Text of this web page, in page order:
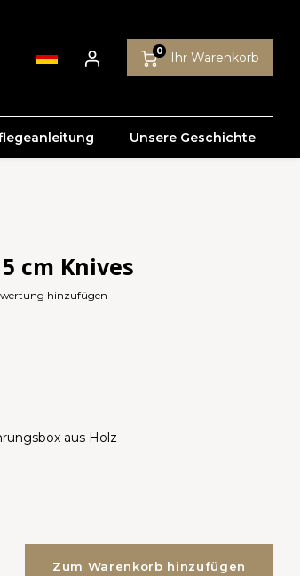
0 Ihr Warenkorb
Unsere Geschichte
cm Knives
hinzufügen
aus Holz
Zum Warenkorb hinzufügen